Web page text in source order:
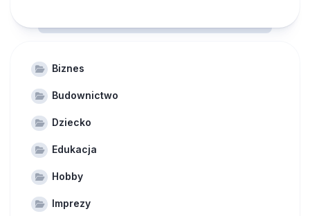
Biznes
Budownictwo
Dziecko
Edukacja
Hobby
Imprezy